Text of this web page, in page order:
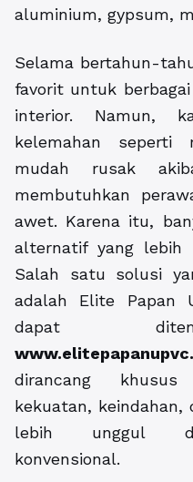
aluminium, gypsum,
Selama bertahun-
favorit untuk
interior. Namun,
kelemahan seperti
mudah rusak
membutuhkan
awet. Karena itu,
alternatif yang lebih
Salah satu solusi
adalah Elite Papan
dapat
dirancang
kekuatan, keindahan,
lebih unggul
konvensional.